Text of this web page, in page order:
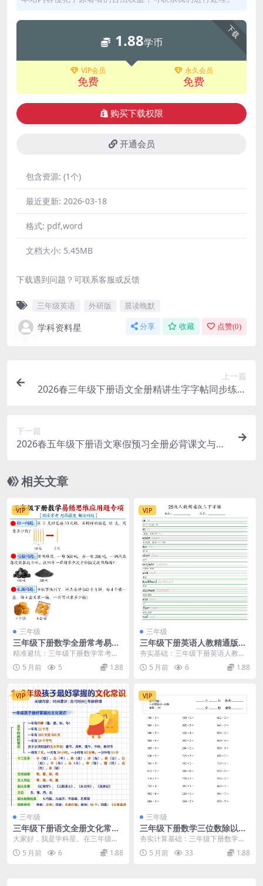
下载
1.88学币
VIP会员
免费
永久会员
免费
购买下载权限
开通会员
包含资源: (1个)
最近更新: 2026-03-18
格式: pdf,word
文档大小: 5.45MB
下载遇到问题？可联系客服或反馈
三年级英语 外研版 晨读晚默
学科资料星 分享 收藏 点赞(0)
上一篇
2026春三年级下册语文全册精讲生字字帖同步练字
下一篇
2026春五年级下册语文寒假预习全册必背课文与核
相关文章
VIP
三年级
三年级下册数学全册常考易错
思维应用题专项强化练习电子
精准避坑：三年级下册数学常考易
错思维应用题专项解析 大家好，我
是学科星。进入三年...
5 月前 5 1.88
VIP
三年级
三年级下册英语人教精通版手
写体字帖同步练字电子版资料
夯实基础：三年级下册英语人教精
通版手写体字帖详解 在三年级下册
英语的学习中，一手...
5 月前 6 1.88
VIP
三年级
三年级下册语文全册文化常识
归纳汇总同步复习电子版资料
大家好，我是学科星。在三年级下
册语文的学习中，除了基础字词，
文化常识的积累也是提...
5 月前 6 1.88
VIP
三年级
三年级下册数学三位数除以一
位数专项练习同步计算强化训
夯实计算基础：三年级下册数学三
位数除以一位数专项练习推荐 进入
三年级下册，数学计...
5 月前 33 1.88